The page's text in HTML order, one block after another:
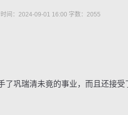
间：2024-09-01 16:00 字数：2055
巩瑞清未竟的事业，而且还接受